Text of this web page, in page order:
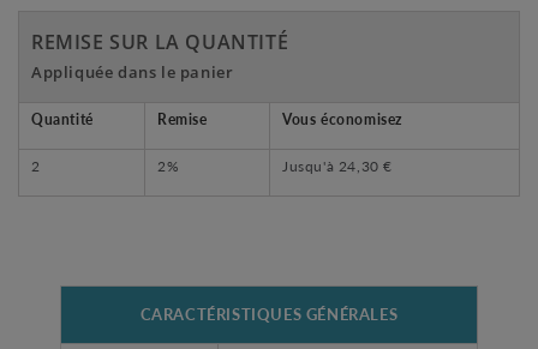
REMISE SUR LA QUANTITÉ
Appliquée dans le panier
Quantité Remise Vous économisez
2 2% Jusqu'à 24,30 €
CARACTÉRISTIQUES GÉNÉRALES